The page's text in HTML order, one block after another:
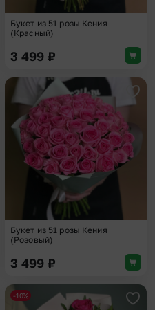
Букет из 51 розы Кения
(Красный)
3 499 ₽
в избранное
Букет из 51 розы Кения
(Розовый)
3 499 ₽
-10%